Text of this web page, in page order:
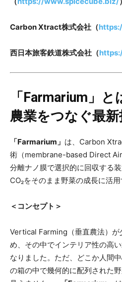
Carbon Xtract株式会社（
西日本旅客鉄道株式会社（
「Farmarium」
農業をつなぐ最
「Farmarium」 は、Carbon
術（membrane-based Direct
分離ナノ膜で選択的に回収する
CO₂をそのまま野菜の成長に活用
＜コンセプト＞
Vertical Farming（垂直農法）が
め、その中でインテリア性の高
なりました。ただ、どこか人間
の箱の中で幾何的に配列された